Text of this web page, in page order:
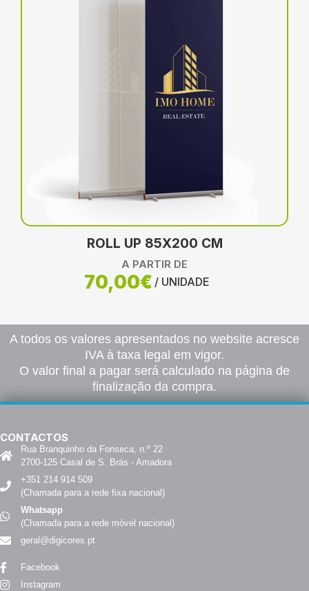
ROLL UP 85X200 CM
A PARTIR DE
70,00€ / UNIDADE
A todos os valores apresentados no website acresce
IVA à taxa legal em vigor.
O valor final a pagar será calculado na página de
finalização da compra.
CONTACTOS
Rua Branquinho da Fonseca, n.º 22
2700-125 Casal de S. Brás - Amadora
+351 214 914 509
(Chamada para a rede fixa nacional)
Whatsapp
(Chamada para a rede móvel nacional)
geral@digicores.pt
Facebook
Instagram